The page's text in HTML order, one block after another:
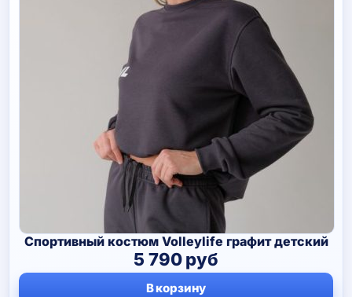
Спортивный костюм Volleylife графит детский
5 790руб
В корзину